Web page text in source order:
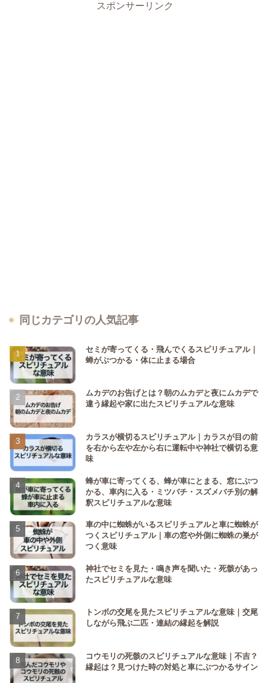
スポンサーリンク
同じカテゴリの人気記事
セミが寄ってくる・飛んでくるスピリチュアル｜
蝉がぶつかる・体に止まる場合
ムカデのお告げとは？朝のムカデと夜にムカデで
違う縁起や家に出たスピリチュアルな意味
カラスが横切るスピリチュアル｜カラスが目の前
を右から左や左から右に運転中や神社で横切る意
味
蜂が車に寄ってくる、蜂が車にとまる、窓にぶつ
かる、車内に入る・ミツバチ・スズメバチ別の解
釈スピリチュアルな意味
車の中に蜘蛛がいるスピリチュアルと車に蜘蛛が
つくスピリチュアル｜車の窓や外側に蜘蛛の巣が
つく意味
神社でセミを見た・鳴き声を聞いた・死骸があっ
たスピリチュアルな意味
トンボの交尾を見たスピリチュアルな意味｜交尾
しながら飛ぶ二匹・連結の縁起を解説
コウモリの死骸のスピリチュアルな意味｜不吉？
縁起は？見つけた時の対処と車にぶつかるサイン